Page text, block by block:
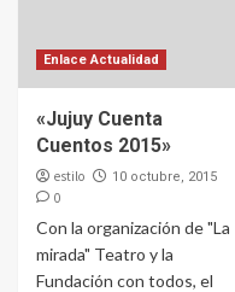
Enlace Actualidad
«Jujuy Cuenta
Cuentos 2015»
estilo 10 octubre, 2015
0
Con la organización de "La
mirada" Teatro y la
Fundación con todos, el